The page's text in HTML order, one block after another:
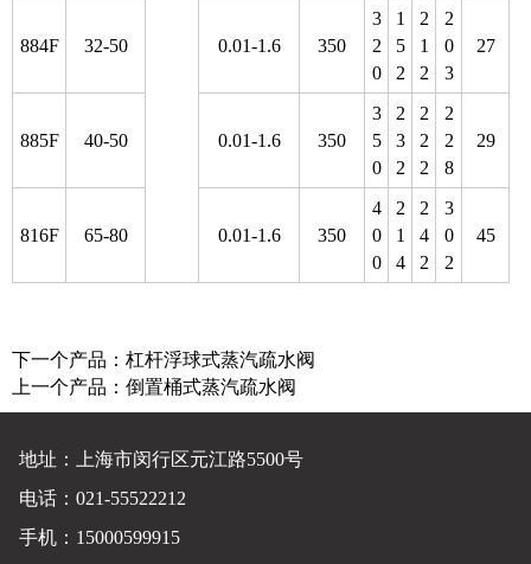
884F 32-50 0.01-1.6 350
3
2
0
1
5
2
2
1
2
2
0
3
27
885F 40-50 0.01-1.6 350
3
5
0
2
3
2
2
2
2
2
2
8
29
816F 65-80 0.01-1.6 350
4
0
0
2
1
4
2
4
2
3
0
2
45
下一个产品： 杠杆浮球式蒸汽疏水阀
上一个产品： 倒置桶式蒸汽疏水阀
地址：上海市闵行区元江路5500号
电话：021-55522212
手机：15000599915